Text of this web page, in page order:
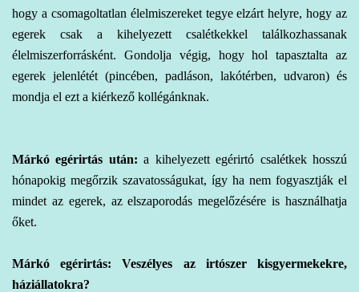
hogy a csomagoltatlan élelmiszereket tegye elzárt helyre, hogy az
egerek csak a kihelyezett csalétkekkel találkozhassanak
élelmiszerforrásként. Gondolja végig, hogy hol tapasztalta az
egerek jelenlétét (pincében, padláson, lakótérben, udvaron) és
mondja el ezt a kiérkező kollégánknak.
Márkó egérirtás után: a kihelyezett egérirtó csalétkek hosszú
hónapokig megőrzik szavatosságukat, így ha nem fogyasztják el
mindet az egerek, az elszaporodás megelőzésére is használhatja
őket.
Márkó egérirtás: Veszélyes az irtószer kisgyermekekre,
háziállatokra?